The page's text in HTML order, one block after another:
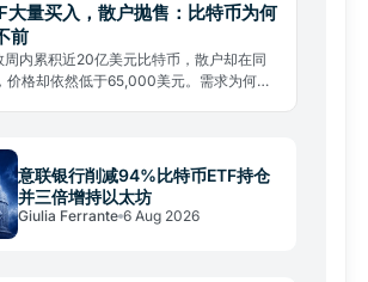
大量买入，散户抛售：比特币为何
前
周内累积近20亿美元比特币，散户却在同
价格却依然低于65,000美元。需求为何无
意联银行削减94%比特币ETF持仓
并三倍增持以太坊
Giulia Ferrante 6 Aug 2026